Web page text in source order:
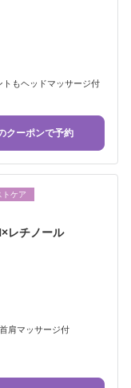
トもヘッドマッサージ付
クーポンで予約
トケア
レチノール
肩マッサージ付